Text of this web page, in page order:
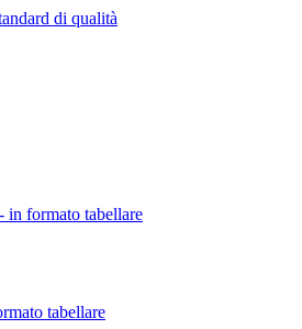
di qualità
in formato tabellare
tabellare